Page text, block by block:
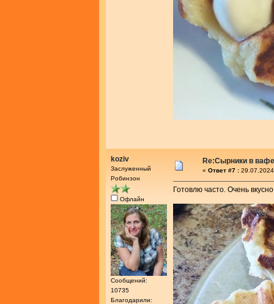
koziv
Заслуженный
Робинзон
Офлайн
Сообщений:
10735
Благодарили:
Re:Сырники в
« Ответ #7 :
Готовлю часто. Очень